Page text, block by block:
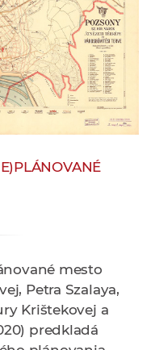
e
v
p
r
a
c
n
c
h
p
mesto
Petra Szalaya,
Krištekovej a
predkladá